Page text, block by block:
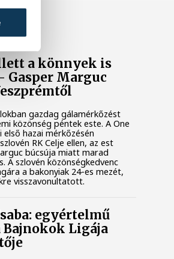
a könnyek is
Gasper Marguc
gazdag gálamérkőzést
közönség péntek este. A One
hazai mérkőzésén
RK Celje ellen, az est
búcsúja miatt marad
A szlovén közönségkedvenc
a bakonyiak 24-es mezét,
visszavonultatott.
egyértelmű
Bajnokok Ligája